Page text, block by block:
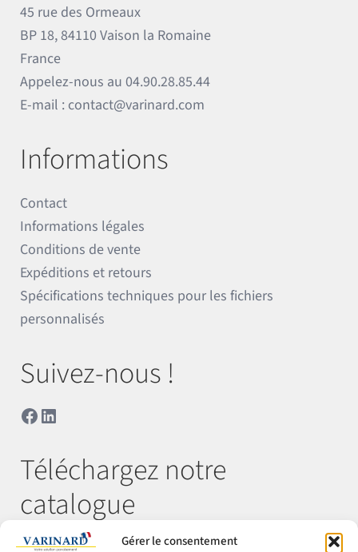
Gérer le consentement
45 rue des Ormeaux
BP 18, 84110 Vaison la Romaine
France
Appelez-nous au04.90.28.85.44
E-mail : contact@varinard.com
Informations
Contact
Informations légales
Conditions de vente
Expéditions et retours
Spécifications techniques pour les fichiers
personnalisés
Suivez-nous !
Facebook
LinkedIn
Téléchargez notre
catalogue